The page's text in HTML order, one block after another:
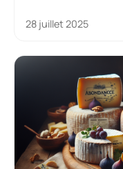
28 juillet 2025